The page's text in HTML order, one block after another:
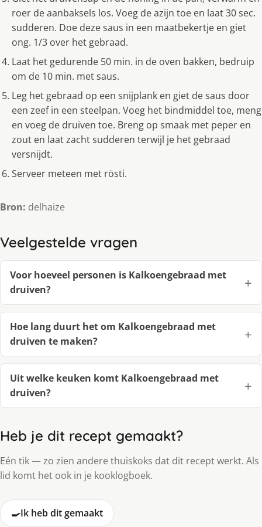
roer de aanbaksels los. Voeg de azijn toe en laat 30 sec.
sudderen. Doe deze saus in een maatbekertje en giet
ong. 1/3 over het gebraad.
Laat het gedurende 50 min. in de oven bakken, bedruip
om de 10 min. met saus.
Leg het gebraad op een snijplank en giet de saus door
een zeef in een steelpan. Voeg het bindmiddel toe, meng
en voeg de druiven toe. Breng op smaak met peper en
zout en laat zacht sudderen terwijl je het gebraad
versnijdt.
Serveer meteen met rösti.
Bron: delhaize
Veelgestelde vragen
Voor hoeveel personen is Kalkoengebraad met
druiven?
Hoe lang duurt het om Kalkoengebraad met
druiven te maken?
Uit welke keuken komt Kalkoengebraad met
druiven?
Heb je dit recept gemaakt?
Eén tik — zo zien andere thuiskoks dat dit recept werkt. Als
lid komt het ook in je kooklogboek.
🍳Ik heb dit gemaakt